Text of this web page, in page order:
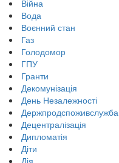
Війна
Вода
Воєнний стан
Газ
Голодомор
ГПУ
Гранти
Декомунізація
День Незалежності
Держпродспоживслужба
Децентралізація
Дипломатія
Діти